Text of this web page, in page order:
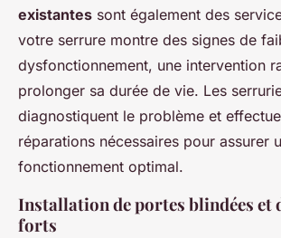
existantes sont également des
votre serrure montre des signes de
dysfonctionnement, une intervention
prolonger sa durée de vie. Les
diagnostiquent le problème et
réparations nécessaires pour assurer
fonctionnement optimal.
Installation de portes blindées et
forts